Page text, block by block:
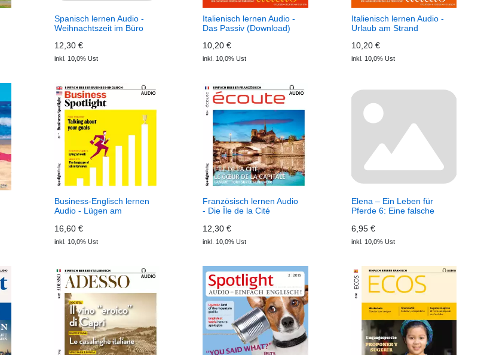
Spanisch lernen Audio -
Weihnachtszeit im Büro
12,30 €
inkl. 10,0% Ust
Italienisch lernen Audio -
Das Passiv (Download)
10,20 €
inkl. 10,0% Ust
Italienisch lernen Audio -
Urlaub am Strand
Audio
10,20 €
inkl. 10,0% Ust
Business-Englisch lernen
Audio - Lügen am
Business Spotlight Audio
16,60 €
inkl. 10,0% Ust
Französisch lernen Audio
- Die Île de la Cité
12,30 €
inkl. 10,0% Ust
Elena – Ein Leben für
Pferde 6: Eine falsche
– Ein Leben für Pferde
6,95 €
inkl. 10,0% Ust